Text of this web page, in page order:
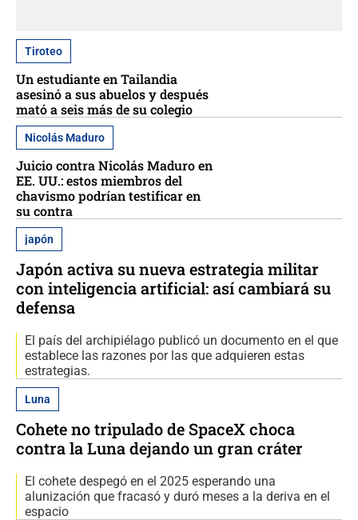
Tiroteo
Un estudiante en Tailandia
asesinó a sus abuelos y después
mató a seis más de su colegio
Nicolás Maduro
Juicio contra Nicolás Maduro en
EE. UU.: estos miembros del
chavismo podrían testificar en
su contra
japón
Japón activa su nueva estrategia militar
con inteligencia artificial: así cambiará su
defensa
El país del archipiélago publicó un documento en el que
establece las razones por las que adquieren estas
estrategias.
Luna
Cohete no tripulado de SpaceX choca
contra la Luna dejando un gran cráter
El cohete despegó en el 2025 esperando una
alunización que fracasó y duró meses a la deriva en el
espacio